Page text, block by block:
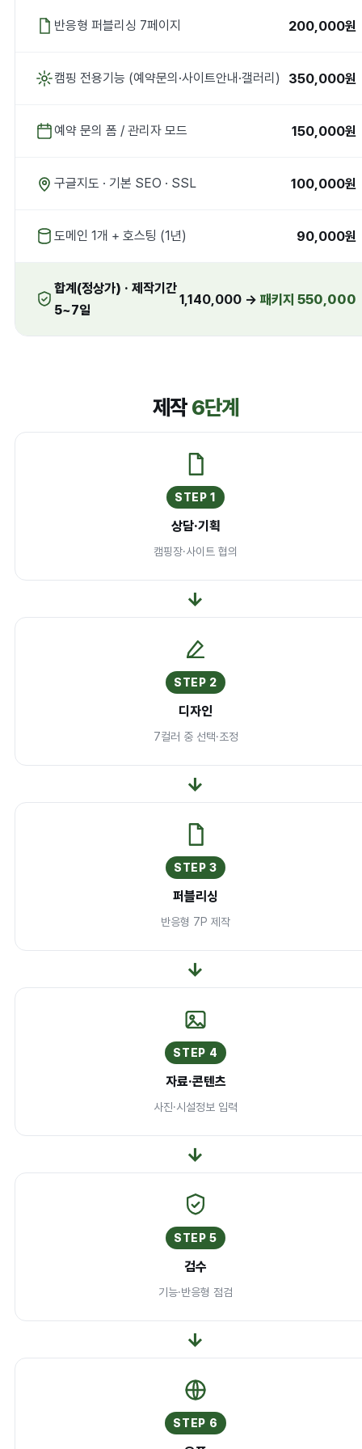
반응형 퍼블리싱 7페이지 200,000원
캠핑 전용기능 (예약문의·사이트안내·갤러리) 350,000원
예약 문의 폼 / 관리자 모드 150,000원
구글지도 · 기본 SEO · SSL 100,000원
도메인 1개 + 호스팅 (1년) 90,000원
합계(정상가) · 제작기간
5~7일
1,140,000 → 패키지 550,000
제작6단계
STEP 1
상담·기획
캠핑장·사이트 협의
→
STEP 2
디자인
7컬러 중 선택·조정
→
STEP 3
퍼블리싱
반응형 7P 제작
→
STEP 4
자료·콘텐츠
사진·시설정보 입력
→
STEP 5
검수
기능·반응형 점검
→
STEP 6